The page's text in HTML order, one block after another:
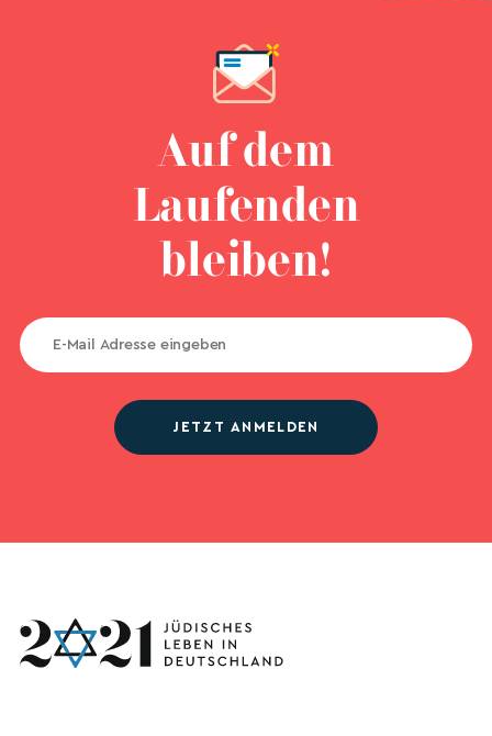
Auf dem
Laufenden
bleiben!
JETZT ANMELDEN